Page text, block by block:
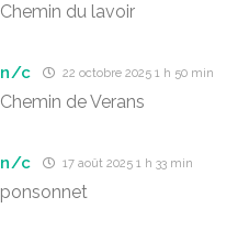
Chemin du lavoir
n/c 22 octobre 2025 1 h 50 min
Chemin de Verans
n/c 17 août 2025 1 h 33 min
ponsonnet